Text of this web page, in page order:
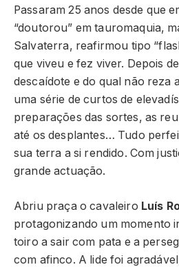
Passaram 25 anos desde que
“doutorou” em tauromaquia,
Salvaterra, reafirmou tipo
que viveu e fez viver. Depois
descaídote e do qual não reza
uma série de curtos de
preparações das sortes, as
até os desplantes… Tudo
sua terra a si rendido. Com
grande actuação.
Abriu praça o cavaleiro Luís
protagonizando um momento
toiro a sair com pata e a
com afinco. A lide foi